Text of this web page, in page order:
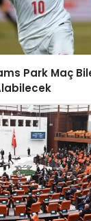
Park Maç